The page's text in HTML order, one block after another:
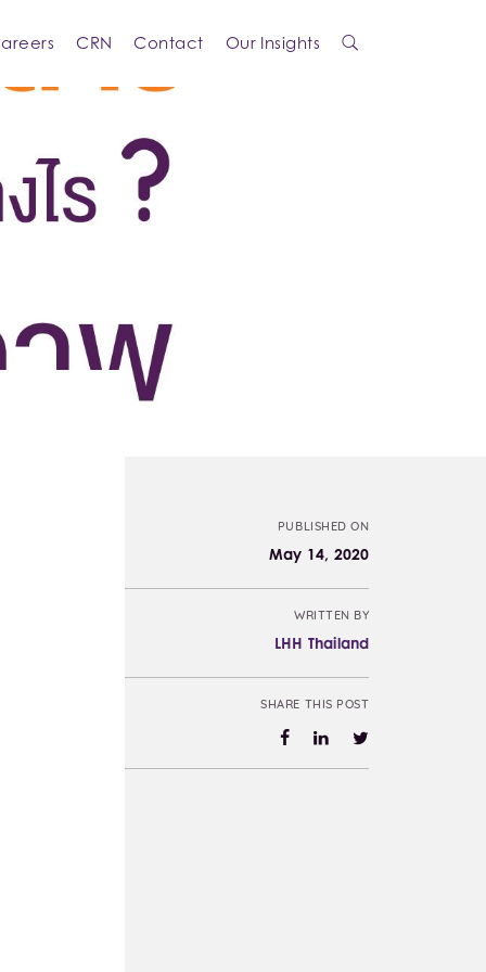
CRN Contact Our Insights
PUBLISHED ON
May 14, 2020
WRITTEN BY
LHH Thailand
SHARE THIS POST